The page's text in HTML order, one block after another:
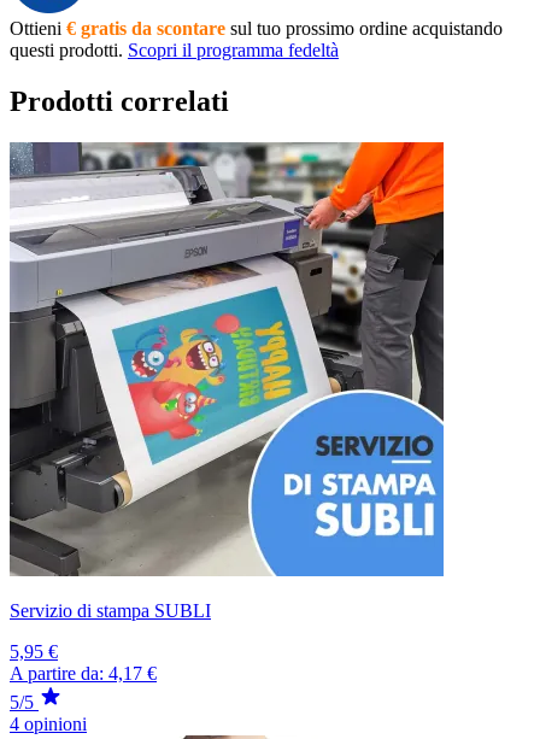
Ottieni € gratis da scontare sul tuo prossimo ordine acquistando
questi prodotti. Scopri il programma fedeltà
Prodotti correlati
Servizio di stampa SUBLI
5,95 €
A partire da: 4,17 €
5/5
4 opinioni